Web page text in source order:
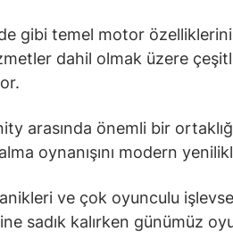
gibi temel motor
dahil olmak üzere
arasında önemli bir
oynanışını modern
ve çok oyunculu
sadık kalırken günümüz